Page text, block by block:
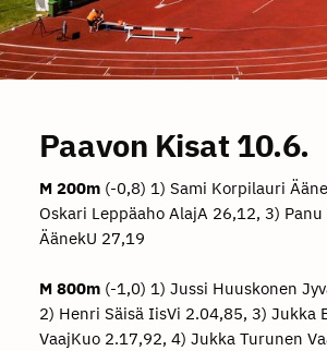
Paavon Kisat 10.6.
M 200m(-0,8) 1) Sami Korpilauri
Oskari Leppäaho AlajA 26,12, 3)
ÄänekU 27,19
M 800m(-1,0) 1) Jussi Huuskonen
2) Henri Säisä IisVi 2.04,85, 3) Jukka
VaajKuo 2.17,92, 4) Jukka Turunen